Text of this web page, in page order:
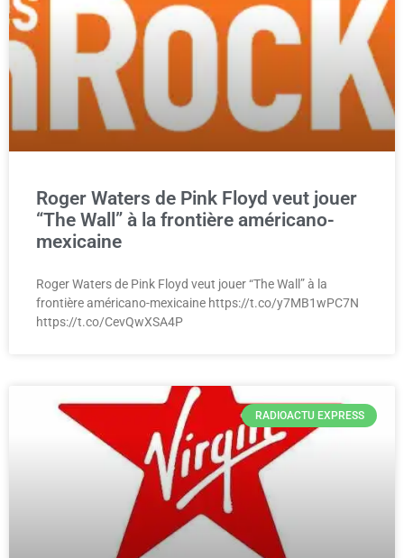
Roger Waters de Pink Floyd veut jouer
“The Wall” à la frontière américano-
mexicaine
Roger Waters de Pink Floyd veut jouer “The Wall” à la
frontière américano-mexicaine https://t.co/y7MB1wPC7N
https://t.co/CevQwXSA4P
RADIOACTU EXPRESS